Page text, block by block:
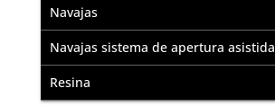
Navajas
Navajas sistema de apertura asistida
Resina